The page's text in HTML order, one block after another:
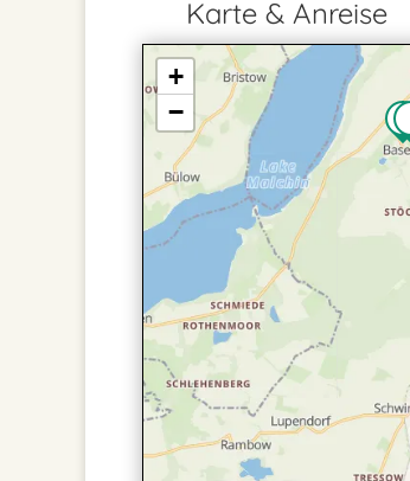
Karte & Anreise
+
−